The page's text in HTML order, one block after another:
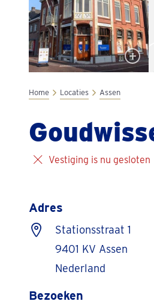
Home Locaties Assen
Vestiging is nu gesloten
Adres
Stationsstraat 1
9401 KV Assen
Nederland
Bezoeken